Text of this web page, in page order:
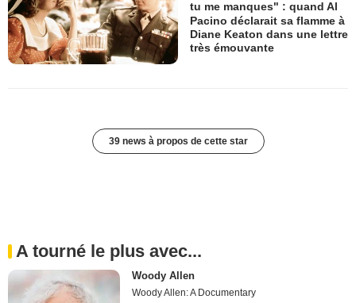
tu me manques" : quand Al
Pacino déclarait sa flamme à
Diane Keaton dans une lettre
très émouvante
39 news à propos de cette star
A tourné le plus avec...
Woody Allen
Woody Allen: A Documentary